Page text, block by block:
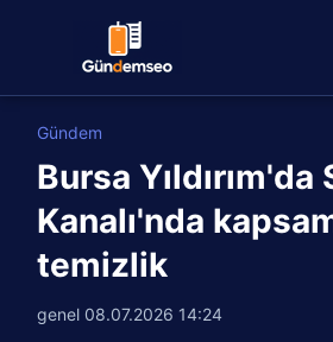
Gündem
Bursa
Kanalı'nda
temizlik
genel 08.07.2026 14:24